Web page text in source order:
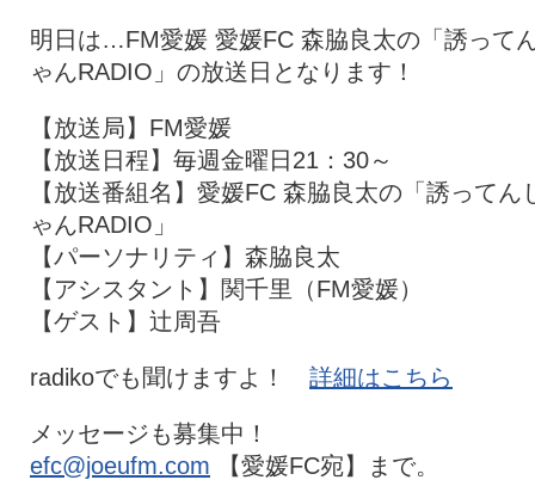
スポンサー グッズ
特設ページ
明日は…FM愛媛 愛媛FC 森脇良太の「誘って
ゃんRADIO」の放送日となります！
【放送局】FM愛媛
【放送日程】毎週金曜日21：30～
【放送番組名】愛媛FC 森脇良太の「誘ってん
ゃんRADIO」
【パーソナリティ】森脇良太
【アシスタント】関千里（FM愛媛）
【ゲスト】辻周吾
radikoでも聞けますよ！ 詳細はこちら
メッセージも募集中！
efc@joeufm.com 【愛媛FC宛】まで。